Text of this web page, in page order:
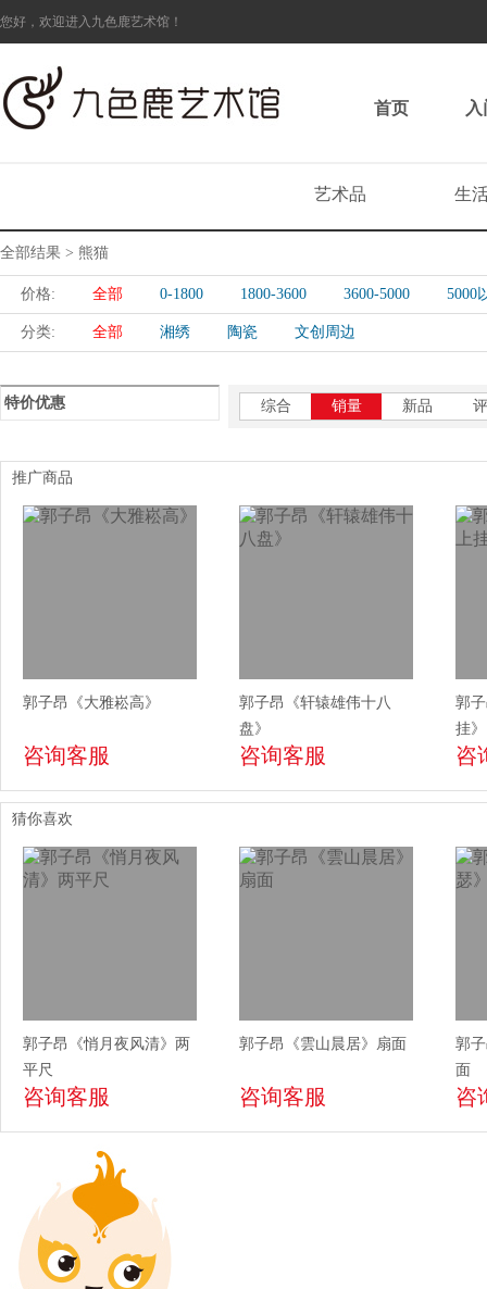
您好，欢迎进入九色鹿艺术馆！
首页
艺术品 生
全部结果 > 熊猫
价格: 全部 0-1800 1800-3600 3600-5000 5000
分类: 全部 湘绣 陶瓷 文创周边
特价优惠 综合 销量 新品
推广商品
郭子昂《大雅崧高》
咨询客服
郭子昂《轩辕雄伟十八
盘》
咨询客服
郭
挂》
咨
猜你喜欢
郭子昂《悄月夜风清》两
平尺
咨询客服
郭子昂《雲山晨居》扇面
咨询客服
郭
面
咨